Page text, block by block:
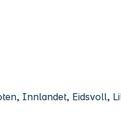
Innlandet, Eidsvoll,